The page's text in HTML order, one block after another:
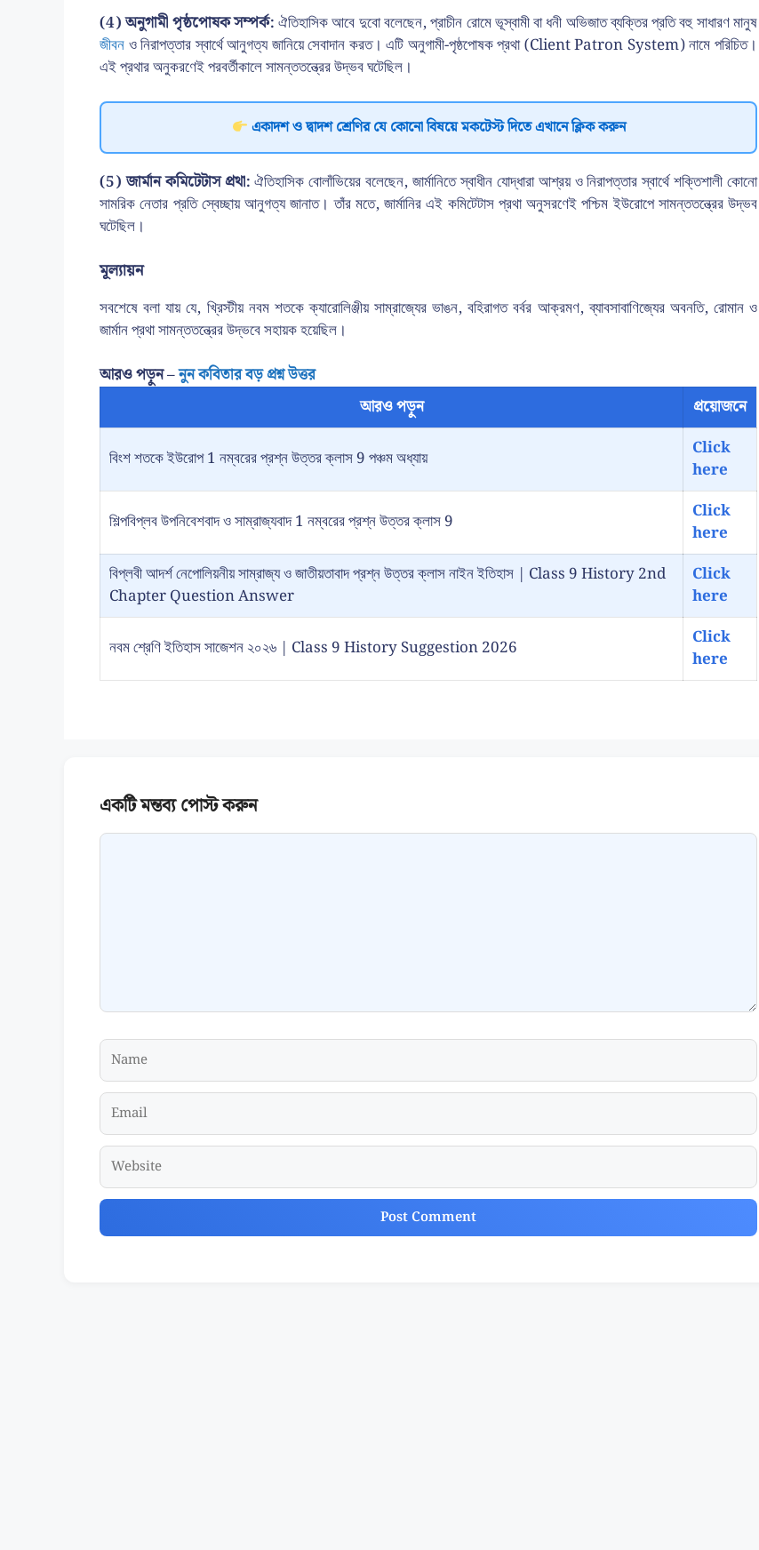
(4) অনুগামী পৃষ্ঠপোষক সম্পর্ক:ঐতিহাসিক আবে দুবো বলেছেন, প্রাচীন রোমে ভূস্বামী বা ধনী অভিজাত ব্যক্তির প্রতি বহু সাধারণ মানুষ
জীবনও নিরাপত্তার স্বার্থে আনুগত্য জানিয়ে সেবাদান করত। এটি অনুগামী-পৃষ্ঠপোষক প্রথা (Client Patron System) নামে পরিচিত।
এই প্রথার অনুকরণেই পরবর্তীকালে সামন্ততন্ত্রের উদ্ভব ঘটেছিল।
একাদশ ও দ্বাদশ শ্রেণির যে কোনো বিষয়ে মকটেস্ট দিতে এখানে ক্লিক করুন
(5) জার্মান কমিটেটাস প্রথা:ঐতিহাসিক বোলাঁভিয়ের বলেছেন, জার্মানিতে স্বাধীন যোদ্ধারা আশ্রয় ও নিরাপত্তার স্বার্থে শক্তিশালী কোনো
সামরিক নেতার প্রতি স্বেচ্ছায় আনুগত্য জানাত। তাঁর মতে, জার্মানির এই কমিটেটাস প্রথা অনুসরণেই পশ্চিম ইউরোপে সামন্ততন্ত্রের উদ্ভব
ঘটেছিল।
মূল্যায়ন
সবশেষে বলা যায় যে, খ্রিস্টীয় নবম শতকে ক্যারোলিঞ্জীয় সাম্রাজ্যের ভাঙন, বহিরাগত বর্বর আক্রমণ, ব্যাবসাবাণিজ্যের অবনতি, রোমান ও
জার্মান প্রথা সামন্ততন্ত্রের উদ্ভবে সহায়ক হয়েছিল।
আরও পড়ুন –নুন কবিতার বড় প্রশ্ন উত্তর
আরও পড়ুন
প্রয়োজনে
বিংশ শতকে ইউরোপ 1 নম্বরের প্রশ্ন উত্তর ক্লাস 9 পঞ্চম অধ্যায়
Click
here
শিল্পবিপ্লব উপনিবেশবাদ ও সাম্রাজ্যবাদ 1 নম্বরের প্রশ্ন উত্তর ক্লাস 9
Click
here
বিপ্লবী আদর্শ নেপোলিয়নীয় সাম্রাজ্য ও জাতীয়তাবাদ প্রশ্ন উত্তর ক্লাস নাইন ইতিহাস | Class 9 History 2nd
Chapter Question Answer
Click
here
নবম শ্রেণি ইতিহাস সাজেশন ২০২৬ | Class 9 History Suggestion 2026
Click
here
Comment
Name
Email
Website